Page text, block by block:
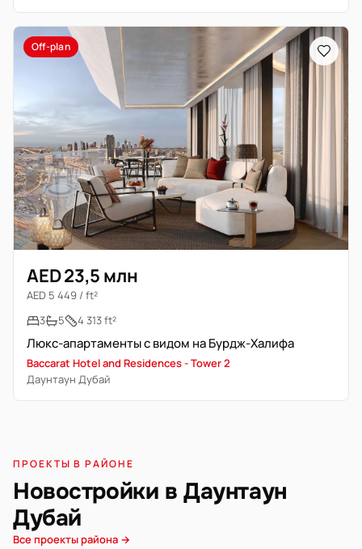
Off-plan
AED 23,5 млн
AED 5 449 / ft²
3
5 4 313 ft²
Люкс-апартаменты с видом на Бурдж-Халифа
Baccarat Hotel and Residences - Tower 2
Даунтаун Дубай
ПРОЕКТЫ В РАЙОНЕ
Новостройки в Даунтаун
Дубай
Все проекты района →